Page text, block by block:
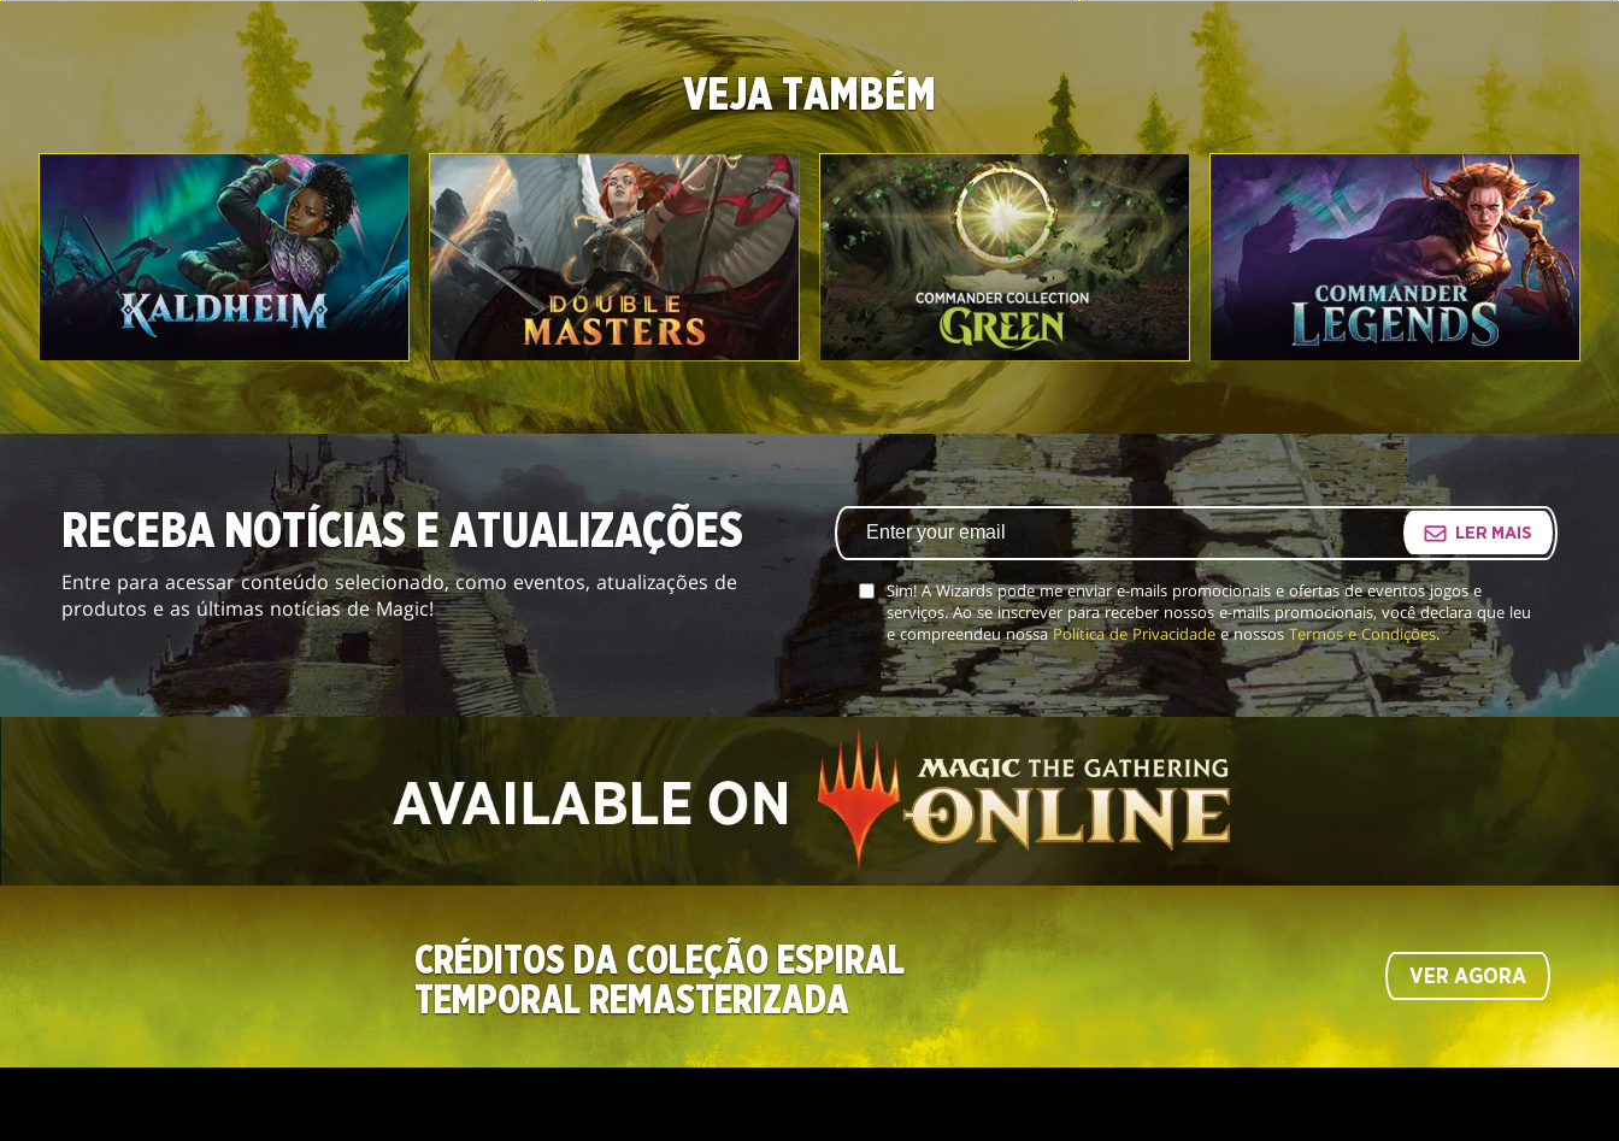
VEJA TAMBÉM
RECEBA NOTÍCIAS E ATUALIZAÇÕES
Entre para acessar conteúdo selecionado, como eventos, atualizações de
produtos e as últimas notícias de Magic!
LER MAIS
Sim! A Wizards pode me enviar e-mails promocionais e ofertas de eventos jogos e
serviços. Ao se inscrever para receber nossos e-mails promocionais, você declara que leu
e compreendeu nossaPolítica de Privacidadee nossosTermos e Condições.
MAGIC
ONLINE
BANNER
AD
GRAPHIC
CRÉDITOS DA COLEÇÃO ESPIRAL
TEMPORAL REMASTERIZADA
VER AGORA